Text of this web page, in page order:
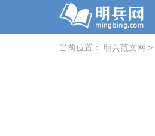
当前位置： 明兵范文网 >